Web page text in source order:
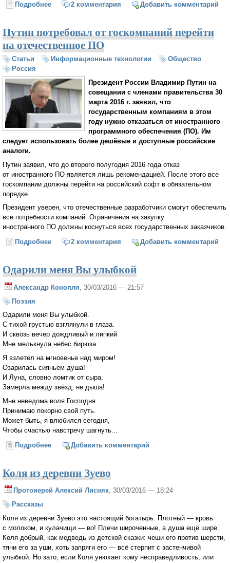
Подробнее о Зима Лазаря
2 комментария Добавить комментарий
Путин потребовал от госкомпаний перейти
на отечественное ПО
Статьи Информационные технологии
Общество
Россия
Президент России Владимир Путин на
совещании с членами правительства 30
марта 2016 г. заявил, что
государственным компаниям в этом
году нужно отказаться от иностранного
программного обеспечения (ПО). Им
следует использовать более дешёвые и доступные российские
аналоги.
Путин заявил, что до второго полугодия 2016 года отказ
от иностранного ПО является лишь рекомендацией. После этого все
госкомпании должны перейти на российский софт в обязательном
порядке.
Президент уверен, что отечественные разработчики смогут обеспечить
все потребности компаний. Ограничения на закупку
иностранного ПО должны коснуться всех государственных заказчиков.
Подробнее о Путин потребовал от госкомпаний перейти на
2 комментария Добавить комментарий
Одарили меня Вы улыбкой
Александр Конопля , 30/03/2016 — 21:57
Поэзия
Одарили меня Вы улыбкой.
С тихой грустью взглянули в глаза.
И сквозь вечер дождливый и липкий
Мне мелькнула небес бирюза.
Я взлетел на мгновенье над миром!
Озарилась сияньем душа!
И Луна, словно ломтик от сыра,
Замерла между звёзд, не дыша!
Мне неведома воля Господня.
Принимаю покорно свой путь.
Может быть, я влюбился сегодня,
Чтобы счастью навстречу шагнуть...
Подробнее о Одарили меня Вы улыбкой
Добавить комментарий
Коля из деревни Зуево
Протоиерей Алексий Лисняк, 30/03/2016 — 18:24
Рассказы
Коля из деревни Зуево это настоящий богатырь. Плотный — кровь
с молоком, и кулачищи — во! Плечи широченные, а душа ещё шире.
Коля добрый, как медведь из детской сказки: чеши его против шерсти,
тяни его за уши, хоть запряги его — всё стерпит с застенчивой
улыбкой. Но зато, если Коля унюхает кому несправедливость, или